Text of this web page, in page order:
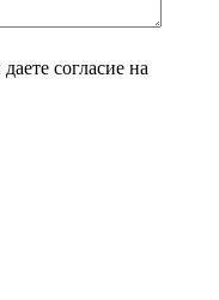
согласие на